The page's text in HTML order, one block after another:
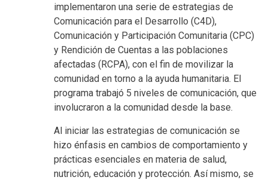
implementaron una serie de estrategias de
Comunicación para el Desarrollo (C4D),
Comunicación y Participación Comunitaria (CPC)
y Rendición de Cuentas a las poblaciones
afectadas (RCPA), con el fin de movilizar la
comunidad en torno a la ayuda humanitaria. El
programa trabajó 5 niveles de comunicación, que
involucraron a la comunidad desde la base.
Al iniciar las estrategias de comunicación se
hizo énfasis en cambios de comportamiento y
prácticas esenciales en materia de salud,
nutrición, educación y protección. Así mismo, se